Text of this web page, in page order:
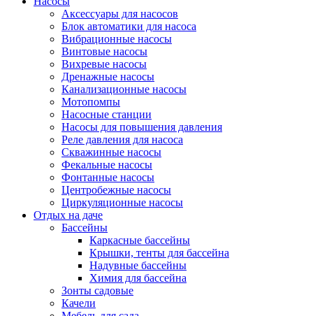
Аксессуары для насосов
Блок автоматики для насоса
Вибрационные насосы
Винтовые насосы
Вихревые насосы
Дренажные насосы
Канализационные насосы
Мотопомпы
Насосные станции
Насосы для повышения давления
Реле давления для насоса
Скважинные насосы
Фекальные насосы
Фонтанные насосы
Центробежные насосы
Циркуляционные насосы
Отдых на даче
Бассейны
Каркасные бассейны
Крышки, тенты для бассейна
Надувные бассейны
Химия для бассейна
Зонты садовые
Качели